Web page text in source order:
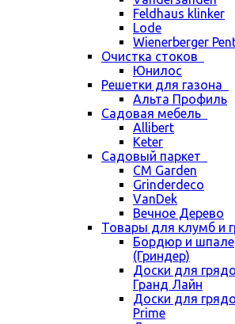
Feldhaus klinker
Lode
Wienerberger
Очистка стоков
Юнилос
Решетки для газона
Альта Профиль
Садовая мебель
Allibert
Keter
Садовый паркет
CM Garden
Grinderdeco
VanDek
Вечное Дерево
Товары для клумб и
Бордюр и
(Гриндер)
Доски для
Гранд Лайн
Доски для
Prime